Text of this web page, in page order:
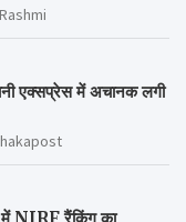
एक्सप्रेस में अचानक लगी